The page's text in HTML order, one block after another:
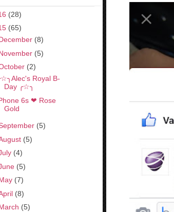
(28)
(65)
(8)
(5)
(2)
Royal B-
Day ╭☆╮
6s ❤ Rose
Gold
(5)
(5)
(4)
(5)
(7)
(8)
(5)